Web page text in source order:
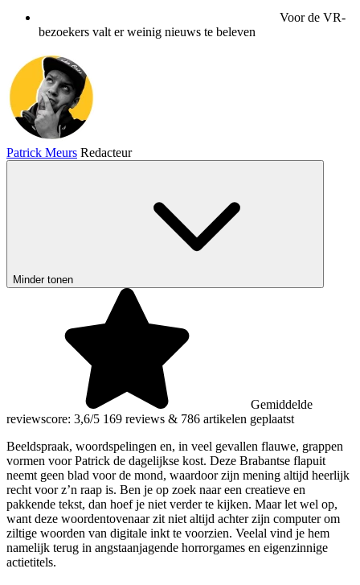
Voor de VR-
bezoekers valt er weinig nieuws te beleven
Patrick Meurs Redacteur
Minder tonen
Gemiddelde
reviewscore: 3,6/5 169 reviews & 786 artikelen geplaatst
Beeldspraak, woordspelingen en, in veel gevallen flauwe, grappen
vormen voor Patrick de dagelijkse kost. Deze Brabantse flapuit
neemt geen blad voor de mond, waardoor zijn mening altijd heerlijk
recht voor z’n raap is. Ben je op zoek naar een creatieve en
pakkende tekst, dan hoef je niet verder te kijken. Maar let wel op,
want deze woordentovenaar zit niet altijd achter zijn computer om
ziltige woorden van digitale inkt te voorzien. Veelal vind je hem
namelijk terug in angstaanjagende horrorgames en eigenzinnige
actietitels.